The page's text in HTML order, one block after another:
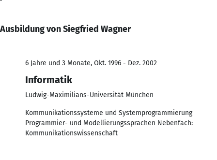
Ausbildung von Siegfried Wagner
6 Jahre und 3 Monate, Okt. 1996 - Dez. 2002
Informatik
Ludwig-Maximilians-Universität München
Kommunikationssysteme und Systemprogrammierung
Programmier- und Modellierungssprachen Nebenfach:
Kommunikationswissenschaft